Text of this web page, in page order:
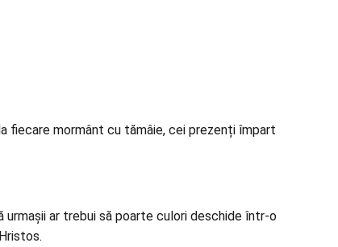
fiecare mormânt cu tămâie, cei prezenți împart
ar trebui să poarte culori deschide într-o